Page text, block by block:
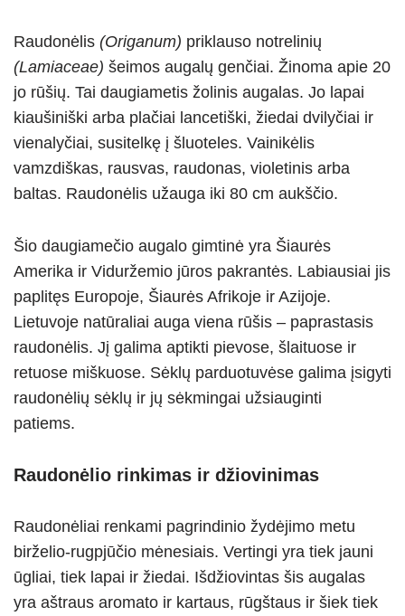
Raudonėlis (Origanum) priklauso notrelinių
(Lamiaceae) šeimos augalų genčiai. Žinoma apie 20
jo rūšių. Tai daugiametis žolinis augalas. Jo lapai
kiaušiniški arba plačiai lancetiški, žiedai dvilyčiai ir
vienalyčiai, susitelkę į šluoteles. Vainikėlis
vamzdiškas, rausvas, raudonas, violetinis arba
baltas. Raudonėlis užauga iki 80 cm aukščio.
Šio daugiamečio augalo gimtinė yra Šiaurės
Amerika ir Viduržemio jūros pakrantės. Labiausiai jis
paplitęs Europoje, Šiaurės Afrikoje ir Azijoje.
Lietuvoje natūraliai auga viena rūšis – paprastasis
raudonėlis. Jį galima aptikti pievose, šlaituose ir
retuose miškuose. Sėklų parduotuvėse galima įsigyti
raudonėlių sėklų ir jų sėkmingai užsiauginti
patiems.
Raudonėlio rinkimas ir džiovinimas
Raudonėliai renkami pagrindinio žydėjimo metu
birželio-rugpjūčio mėnesiais. Vertingi yra tiek jauni
ūgliai, tiek lapai ir žiedai. Išdžiovintas šis augalas
yra aštraus aromato ir kartaus, rūgštaus ir šiek tiek